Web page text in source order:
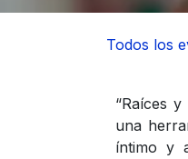
Todos los
“Raíces
una
íntimo y